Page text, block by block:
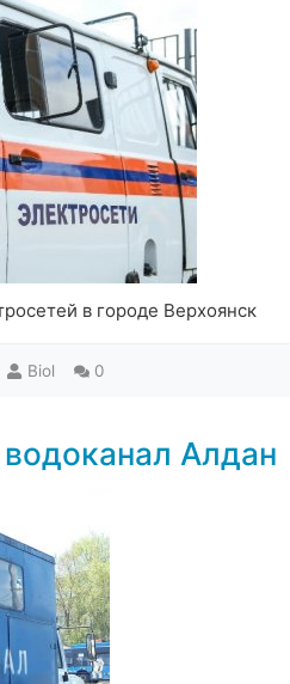
в городе Верхоянск
Biol 0
Алдан